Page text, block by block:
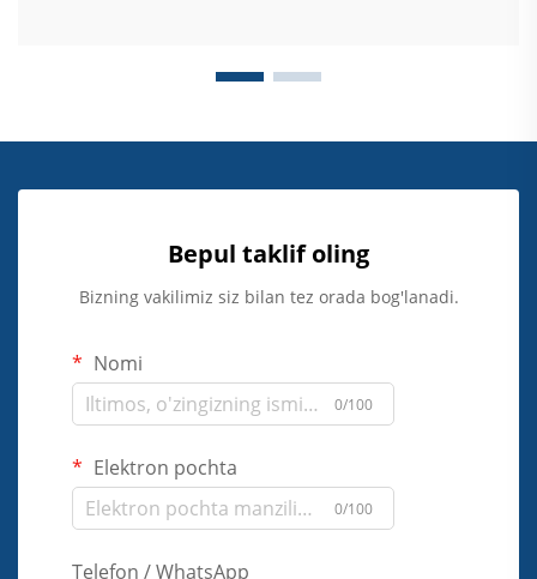
Bepul taklif oling
Bizning vakilimiz siz bilan tez orada bog'lanadi.
Nomi
0/100
Elektron pochta
0/100
Telefon / WhatsApp